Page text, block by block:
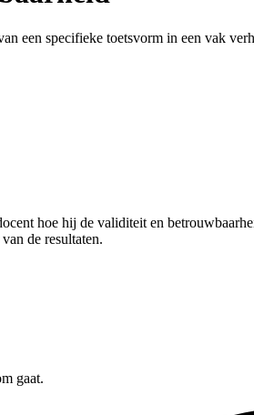
een specifieke toetsvorm in een vak
hoe hij de validiteit en
de resultaten.
gaat.